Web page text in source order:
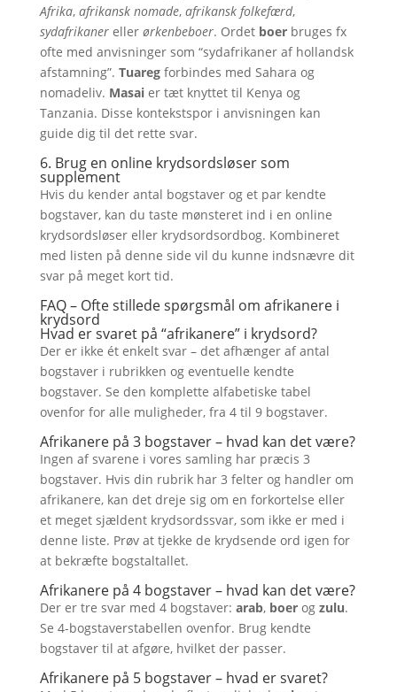
Afrika, afrikansk nomade, afrikansk folkefærd,
sydafrikanereller ørkenbeboer. Ordet boerbruges fx
ofte med anvisninger som “sydafrikaner af hollandsk
afstamning”. Tuaregforbindes med Sahara og
nomadeliv. Masaier tæt knyttet til Kenya og
Tanzania. Disse kontekstspor i anvisningen kan
guide dig til det rette svar.
6. Brug en online krydsordsløser som
supplement
Hvis du kender antal bogstaver og et par kendte
bogstaver, kan du taste mønsteret ind i en online
krydsordsløser eller krydsordsordbog. Kombineret
med listen på denne side vil du kunne indsnævre dit
svar på meget kort tid.
FAQ – Ofte stillede spørgsmål om afrikanere i
krydsord
Hvad er svaret på “afrikanere” i krydsord?
Der er ikke ét enkelt svar – det afhænger af antal
bogstaver i rubrikken og eventuelle kendte
bogstaver. Se den komplette alfabetiske tabel
ovenfor for alle muligheder, fra 4 til 9 bogstaver.
Afrikanere på 3 bogstaver – hvad kan det være?
Ingen af svarene i vores samling har præcis 3
bogstaver. Hvis din rubrik har 3 felter og handler om
afrikanere, kan det dreje sig om en forkortelse eller
et meget sjældent krydsordssvar, som ikke er med i
denne liste. Prøv at tjekke de krydsende ord igen for
at bekræfte bogstaltallet.
Afrikanere på 4 bogstaver – hvad kan det være?
Der er tre svar med 4 bogstaver: arab, boerog zulu.
Se 4-bogstaverstabellen ovenfor. Brug kendte
bogstaver til at afgøre, hvilket der passer.
Afrikanere på 5 bogstaver – hvad er svaret?